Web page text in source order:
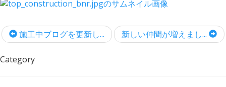
施工中ブログを更新し... 新しい仲間が増えまし...
Category